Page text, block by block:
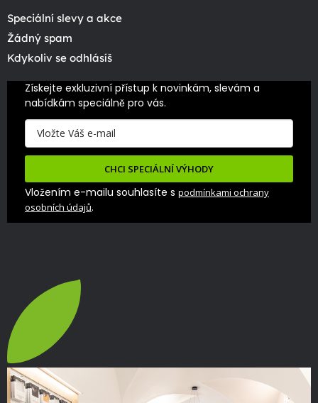
Speciální slevy a akce
Žádný spam
Kdykoliv se odhlásíš
Získejte exkluzivní přístup k novinkám, slevám a
nabídkám speciálně pro vás.
CHCI SPECIÁLNÍ VÝHODY
Vložením e-mailu souhlasíte s podmínkami ochrany
osobních údajů.